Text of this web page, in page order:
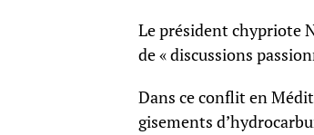
Le président chypriote
de « discussions
Dans ce conflit en
gisements